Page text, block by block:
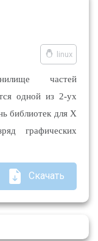
linux
частей
одной из 2-ух
библиотек для X
графических
Скачать